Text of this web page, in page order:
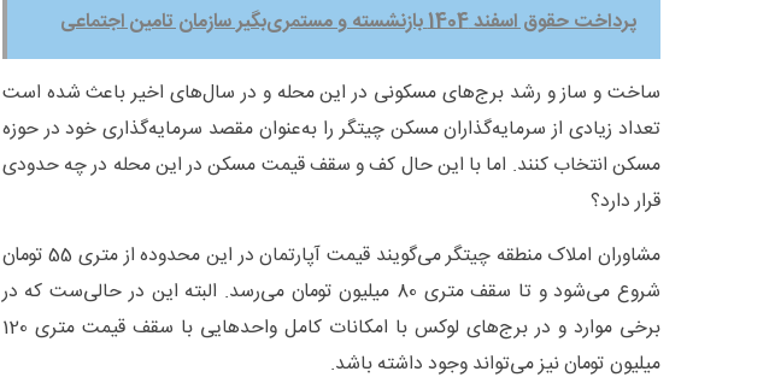
پرداخت حقوق اسفند 1404 بازنشسته و مستمری‌بگیر سازمان تامین اجتماعی
ساخت و ساز و رشد برج‌های مسکونی در این محله و در سال‌های اخیر باعث شده است
تعداد زیادی از سرمایه‌گذاران مسکن چیتگر را به‌عنوان مقصد سرمایه‌گذاری خود در حوزه
مسکن انتخاب کنند. اما با این حال کف و سقف قیمت مسکن در این محله در چه حدودی
قرار دارد؟
مشاوران املاک منطقه چیتگر می‌گویند قیمت آپارتمان در این محدوده از متری 55 تومان
شروع می‌شود و تا سقف متری 80 میلیون تومان می‌رسد. البته این در حالی‌ست که در
برخی موارد و در برج‌های لوکس با امکانات کامل واحدهایی با سقف قیمت متری 120
میلیون تومان نیز می‌تواند وجود داشته باشد.